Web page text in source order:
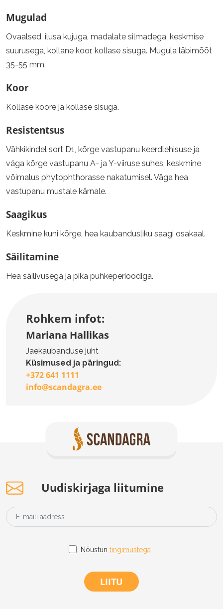
Mugulad
Ovaalsed, ilusa kujuga, madalate silmadega, keskmise
suurusega, kollane koor, kollase sisuga. Mugula läbimõõt
35-55 mm.
Koor
Kollase koore ja kollase sisuga.
Resistentsus
Vähkikindel sort D1, kõrge vastupanu keerdlehisuse ja
väga kõrge vastupanu A- ja Y-viiruse suhes, keskmine
võimalus phytophthorasse nakatumisel. Väga hea
vastupanu mustale kärnale.
Saagikus
Keskmine kuni kõrge, hea kaubandusliku saagi osakaal.
Säilitamine
Hea säilivusega ja pika puhkeperioodiga.
Rohkem infot:
Mariana Hallikas
Jaekaubanduse juht
Küsimused ja päringud:
+372 641 1111
info@scandagra.ee
Uudiskirjaga liitumine
Nõustun tingimustega
LIITU